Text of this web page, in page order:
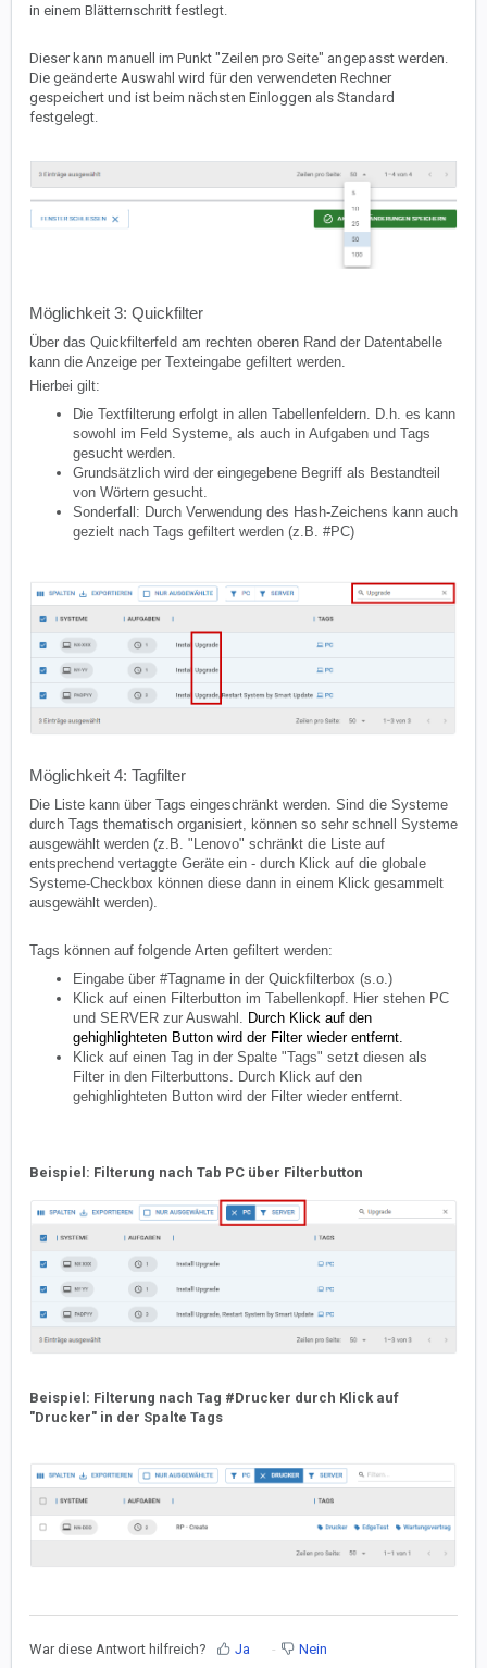
in einem Blätternschritt festlegt.
Dieser kann manuell im Punkt "Zeilen pro Seite" angepasst werden.
Die geänderte Auswahl wird für den verwendeten Rechner
gespeichert und ist beim nächsten Einloggen als Standard
festgelegt.
Möglichkeit 3: Quickfilter
Über das Quickfilterfeld am rechten oberen Rand der Datentabelle
kann die Anzeige per Texteingabe gefiltert werden.
Hierbei gilt:
Die Textfilterung erfolgt in allen Tabellenfeldern. D.h. es kann
sowohl im Feld Systeme, als auch in Aufgaben und Tags
gesucht werden.
Grundsätzlich wird der eingegebene Begriff als Bestandteil
von Wörtern gesucht.
Sonderfall: Durch Verwendung des Hash-Zeichens kann auch
gezielt nach Tags gefiltert werden (z.B. #PC)
Möglichkeit 4: Tagfilter
Die Liste kann über Tags eingeschränkt werden. Sind die Systeme
durch Tags thematisch organisiert, können so sehr schnell Systeme
ausgewählt werden (z.B. "Lenovo" schränkt die Liste auf
entsprechend vertaggte Geräte ein - durch Klick auf die globale
Systeme-Checkbox können diese dann in einem Klick gesammelt
ausgewählt werden).
Tags können auf folgende Arten gefiltert werden:
Eingabe über #Tagname in der Quickfilterbox (s.o.)
Klick auf einen Filterbutton im Tabellenkopf. Hier stehen PC
und SERVER zur Auswahl.
Durch Klick auf den
gehighlighteten Button wird der Filter wieder entfernt.
Klick auf einen Tag in der Spalte "Tags" setzt diesen als
Filter in den Filterbuttons. Durch Klick auf den
gehighlighteten Button wird der Filter wieder entfernt.
Beispiel: Filterung nach Tab PC über Filterbutton
Beispiel: Filterung nach Tag #Drucker durch Klick auf
"Drucker" in der Spalte Tags
War diese Antwort hilfreich? Ja Nein